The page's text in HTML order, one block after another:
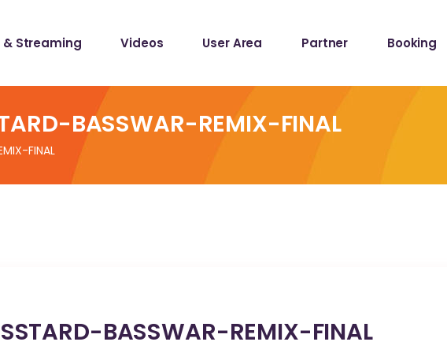
& Streaming Videos User Area Partner Booking
BASSWAR-REMIX-FINAL
FINAL
BASSWAR-REMIX-FINAL